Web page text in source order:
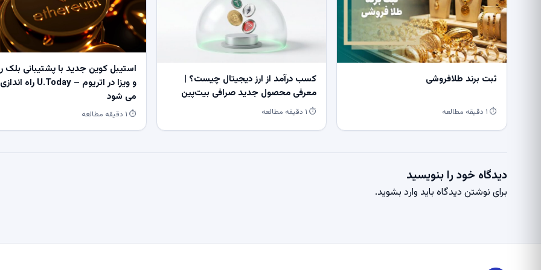
ثبت برند طلافروشی
⏱ ۱ دقیقه مطالعه
کسب درآمد از ارز دیجیتال چیست؟ |
معرفی محصول جدید صرافی بیت‌پین
⏱ ۱ دقیقه مطالعه
استیبل کوین جدید با پشتیبانی بلک
و ویزا در اتریوم – U.Today راه اندازی
می شود
⏱ ۱ دقیقه مطالعه
دیدگاه خود را بنویسید
برای نوشتن دیدگاه باید وارد بشوید.